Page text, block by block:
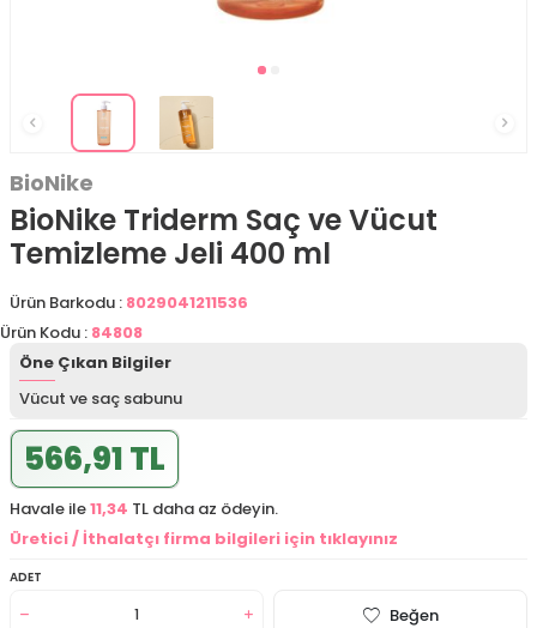
BioNike
BioNike Triderm Saç ve Vücut
Temizleme Jeli 400 ml
Ürün Barkodu : 8029041211536
Ürün Kodu : 84808
Öne Çıkan Bilgiler
Vücut ve saç sabunu
566,91 TL
Havale ile11,34 TL daha az ödeyin.
Üretici / İthalatçı firma bilgileri için tıklayınız
ADET
Beğen